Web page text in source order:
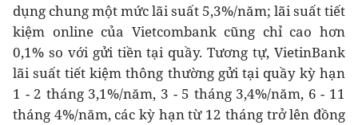
dụng chung một mức lãi suất 5,3%/năm; lãi suất tiết
kiệm online của Vietcombank cũng chỉ cao hơn
0,1% so với gửi tiền tại quầy. Tương tự, VietinBank
lãi suất tiết kiệm thông thường gửi tại quầy kỳ hạn
1 - 2 tháng 3,1%/năm, 3 - 5 tháng 3,4%/năm, 6 - 11
tháng 4%/năm, các kỳ hạn từ 12 tháng trở lên đồng